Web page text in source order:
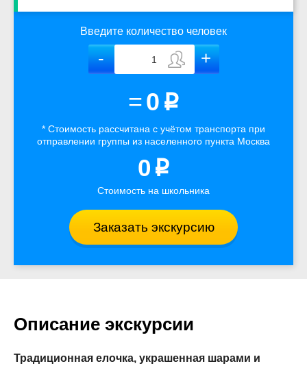
Введите количество человек
=0 p
* Стоимость рассчитана с учётом транспорта при
отправлении группы из населенного пункта Москва
0 p
Стоимость на школьника
Заказать экскурсию
Описание экскурсии
Традиционная елочка, украшенная шарами и